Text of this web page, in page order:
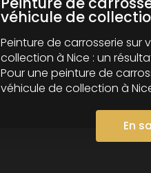
véhicule de
Peinture de carrosserie sur
collection à Nice : un
Pour une peinture de
véhicule de collection à
En